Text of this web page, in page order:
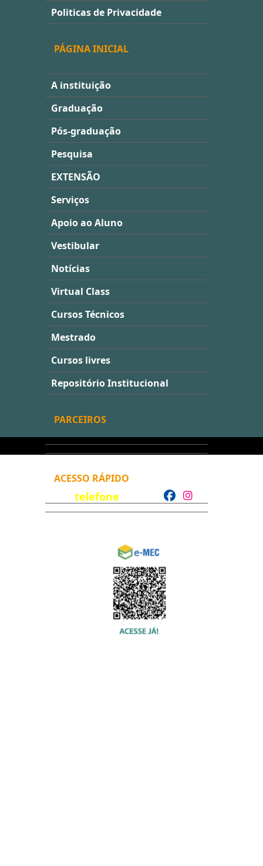
Politicas de Privacidade
PÁGINA INICIAL
A instituição
Graduação
Pós-graduação
Pesquisa
EXTENSÃO
Serviços
Apoio ao Aluno
Vestibular
Notícias
Virtual Class
Cursos Técnicos
Mestrado
Cursos livres
Repositório Institucional
PARCEIROS
ACESSO RÁPIDO
telefone